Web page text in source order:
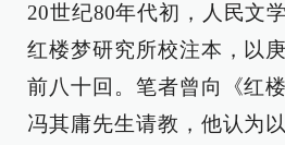
20世纪80年代初，人民文
红楼梦研究所校注本，以
前八十回。笔者曾向《红
冯其庸先生请教，他认为